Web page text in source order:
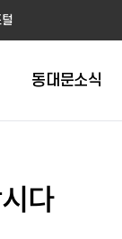
동대문소식
다